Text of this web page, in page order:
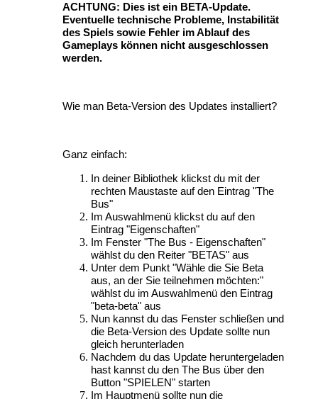
ACHTUNG: Dies ist ein BETA-Update.
Eventuelle technische Probleme, Instabilität
des Spiels sowie Fehler im Ablauf des
Gameplays können nicht ausgeschlossen
werden.
Wie man Beta-Version des Updates installiert?
Ganz einfach:
In deiner Bibliothek klickst du mit der
rechten Maustaste auf den Eintrag "The
Bus"
Im Auswahlmenü klickst du auf den
Eintrag "Eigenschaften"
Im Fenster "The Bus - Eigenschaften"
wählst du den Reiter "BETAS" aus
Unter dem Punkt "Wähle die Sie Beta
aus, an der Sie teilnehmen möchten:"
wählst du im Auswahlmenü den Eintrag
"beta-beta" aus
Nun kannst du das Fenster schließen und
die Beta-Version des Update sollte nun
gleich herunterladen
Nachdem du das Update heruntergeladen
hast kannst du den The Bus über den
Button "SPIELEN" starten
Im Hauptmenü sollte nun die